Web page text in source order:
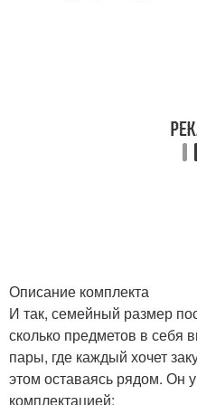
Описание комплекта
И так, семейный размер
сколько предметов в себя
пары, где каждый хочет
этом оставаясь рядом. Он
комплектацией: